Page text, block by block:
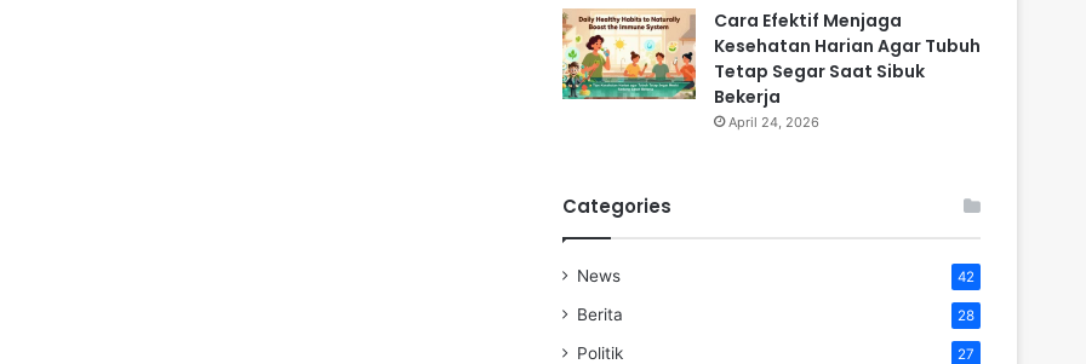
Cara Efektif Menjaga
Kesehatan Harian Agar Tubuh
Tetap Segar Saat Sibuk
Bekerja
April 24, 2026
Categories
News 42
Berita 28
Politik 27